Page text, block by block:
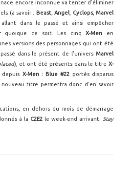
encore inconnue va tenter d'éliminer
(à savoir : Beast,Angel Cyclops,Marvel
dans le passé et ainsi empêcher
quoique ce soit. Les cinqX-Men en
versions des personnages qui ont été
dans le présent de l'univers Marvel
), et ont été présents dans le titreX-
X-Men : Blue #22 portés disparus
nouveau titre permettra donc d'en savoir
en dehors du mois de démarrage
à la C2E2 le week-end arrivant.
Stay